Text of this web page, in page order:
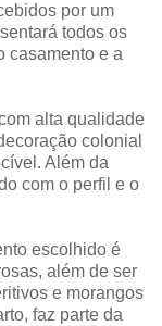
por um
todos os
casamento e a
alta qualidade
colonial
Além da
com o perfil e o
escolhido é
além de ser
e morangos
faz parte da